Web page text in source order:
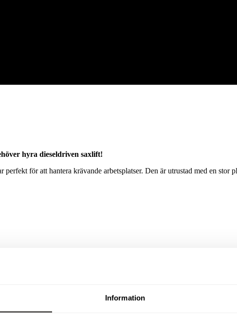
Information
hyra dieseldriven saxlift!
för att hantera krävande arbetsplatser. Den är utrustad med en stor
. Genom våra depåer i Norrköping, Linköping
erbjuder vi ett brett utbud när det gäller storlek, vikt och arbetshöjd.